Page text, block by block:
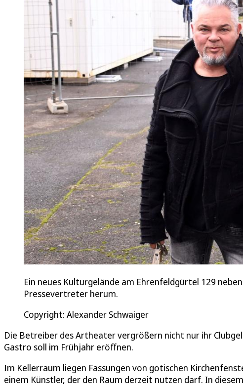
Ein neues Kulturgelände am Ehrenfeldgürtel 129
Pressevertreter herum.
Copyright: Alexander Schwaiger
Die Betreiber des Artheater vergrößern nicht nur ihr
Gastro soll im Frühjahr eröffnen.
Im Kellerraum liegen Fassungen von gotischen
einem Künstler, der den Raum derzeit nutzen darf. In